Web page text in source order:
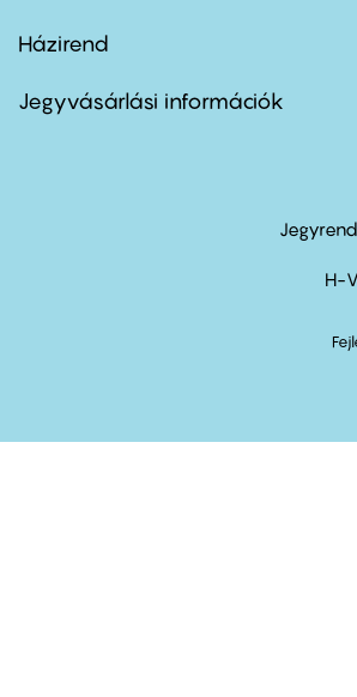
Footer
second
Házirend
Jegyvásárlási információk
H-